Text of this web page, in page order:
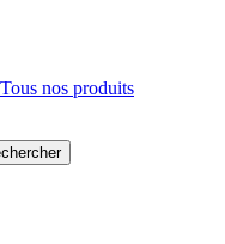
Tous nos produits